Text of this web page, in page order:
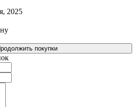
2025
покупки